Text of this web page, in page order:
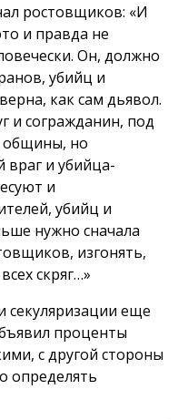
ростовщиков: «И
и правда не
Он, должно
убийц и
как сам дьявол.
и согражданин, под
общины, но
враг и убийца-
и
убийц и
нужно сначала
изгонять,
скряг…»
секуляризации еще
проценты
с другой стороны
определять